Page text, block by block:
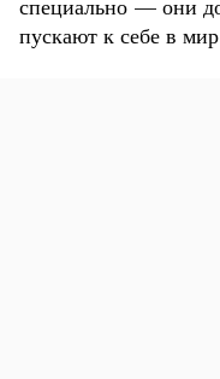
специально — они
пускают к себе в